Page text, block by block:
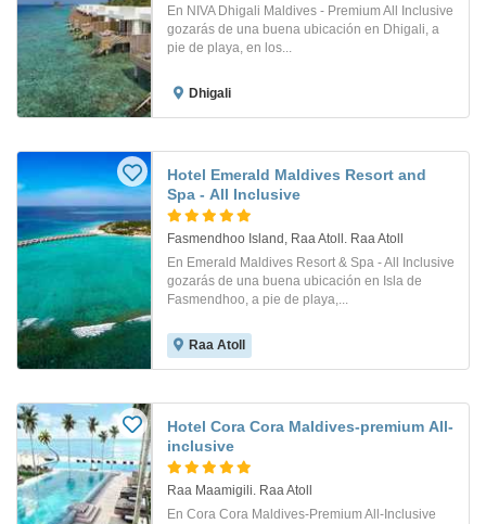
En NIVA Dhigali Maldives - Premium All Inclusive
gozarás de una buena ubicación en Dhigali, a
pie de playa, en los...
Dhigali
Hotel Emerald Maldives Resort and
Spa - All Inclusive
Fasmendhoo Island, Raa Atoll. Raa Atoll
En Emerald Maldives Resort & Spa - All Inclusive
gozarás de una buena ubicación en Isla de
Fasmendhoo, a pie de playa,...
Raa Atoll
Hotel Cora Cora Maldives-premium All-
inclusive
Raa Maamigili. Raa Atoll
En Cora Cora Maldives-Premium All-Inclusive